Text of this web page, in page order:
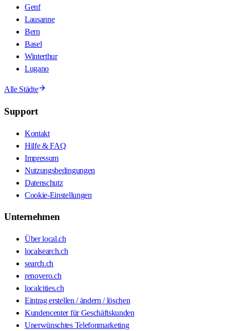
Genf
Lausanne
Bern
Basel
Winterthur
Lugano
Alle Städte
Support
Kontakt
Hilfe & FAQ
Impressum
Nutzungsbedingungen
Datenschutz
Cookie-Einstellungen
Unternehmen
Über local.ch
localsearch.ch
search.ch
renovero.ch
localcities.ch
Eintrag erstellen / ändern / löschen
Kundencenter für Geschäftskunden
Unerwünschtes Telefonmarketing